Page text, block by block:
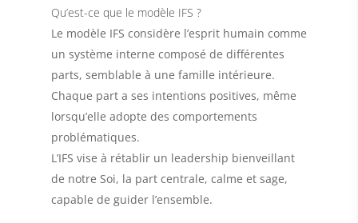
Qu’est-ce que le modèle IFS ?
Le modèle IFS considère l’esprit humain comme
un système interne composé de différentes
parts, semblable à une famille intérieure.
Chaque part a ses intentions positives, même
lorsqu’elle adopte des comportements
problématiques.
L’IFS vise à rétablir un leadership bienveillant
de notre Soi, la part centrale, calme et sage,
capable de guider l’ensemble.